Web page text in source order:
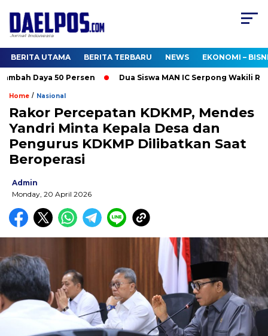
BERITA UTAMA BERITA TERBARU NEWS EKONOMI –
Daya 50 Persen Dua Siswa MAN IC Serpong Wakili RI di
Home / Nasional
Rakor Percepatan KDKMP, Mendes
Yandri Minta Kepala Desa dan
Pengurus KDKMP Dilibatkan Saat
Beroperasi
Admin
Monday, 20 April 2026